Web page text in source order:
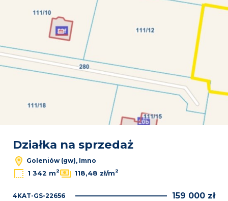
Działka na sprzedaż
Goleniów (gw), Imno
1 342 m2 118,48 zł/m2
4KAT-GS-22656 159 000 zł